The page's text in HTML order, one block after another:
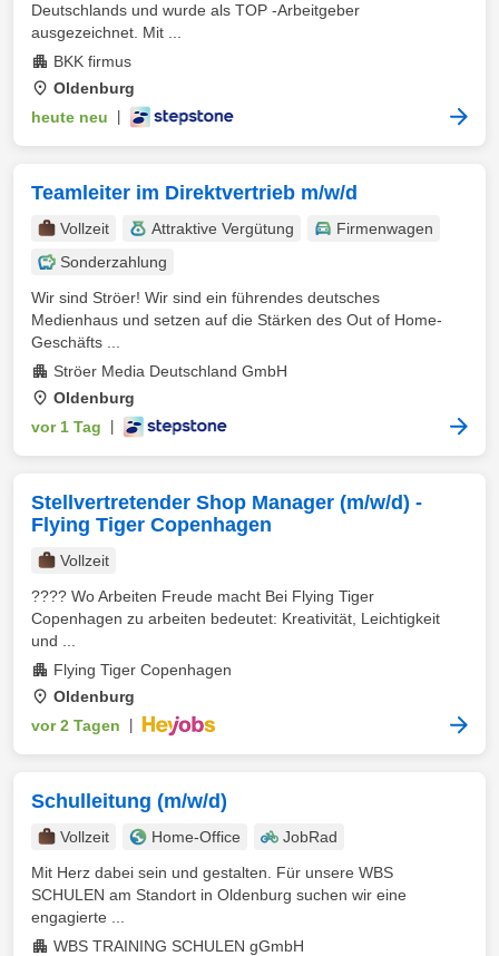
Deutschlands und wurde als TOP -Arbeitgeber
ausgezeichnet. Mit ...
BKK firmus
Oldenburg
heute neu
Teamleiter im Direktvertrieb m/w/d
Vollzeit Attraktive Vergütung
Firmenwagen
Sonderzahlung
Wir sind Ströer! Wir sind ein führendes deutsches
Medienhaus und setzen auf die Stärken des Out of Home-
Geschäfts ...
Ströer Media Deutschland GmbH
Oldenburg
vor 1 Tag
Stellvertretender Shop Manager (m/w/d) -
Flying Tiger Copenhagen
Vollzeit
???? Wo Arbeiten Freude macht Bei Flying Tiger
Copenhagen zu arbeiten bedeutet: Kreativität, Leichtigkeit
und ...
Flying Tiger Copenhagen
Oldenburg
vor 2 Tagen
Schulleitung (m/w/d)
Vollzeit Home-Office
JobRad
Mit Herz dabei sein und gestalten. Für unsere WBS
SCHULEN am Standort in Oldenburg suchen wir eine
engagierte ...
WBS TRAINING SCHULEN gGmbH